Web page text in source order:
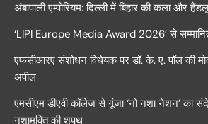
अंबापाली एम्पोरियम: दिल्ली में बिहार की कला और
‘LIPI Europe Media Award 2026’ से
एफसीआरए संशोधन विधेयक पर डॉ. के. ए. पॉल की
अपील
एमसीएम डीएवी कॉलेज से गूंजा ‘नो नशा नेशन’ का
नशामुक्ति की शपथ